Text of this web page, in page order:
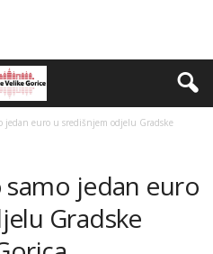
jedan euro u središnjem odjelu Gradske
jedan euro
Gradske